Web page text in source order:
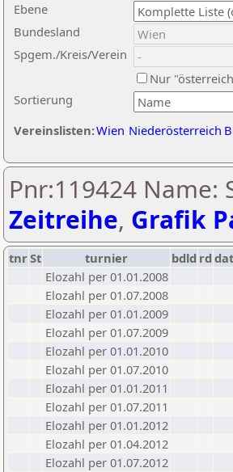
Ebene
Sortierung
Bundesland
Spgem./Kreis/Verein
Nur
Vereinslisten:Wien Niederösterreich
Pnr:119424 Name:
Zeitreihe, Grafik
tnrSt turnier bdld rd
Elozahl per 01.01.2008
Elozahl per 01.07.2008
Elozahl per 01.01.2009
Elozahl per 01.07.2009
Elozahl per 01.01.2010
Elozahl per 01.07.2010
Elozahl per 01.01.2011
Elozahl per 01.07.2011
Elozahl per 01.01.2012
Elozahl per 01.04.2012
Elozahl per 01.07.2012